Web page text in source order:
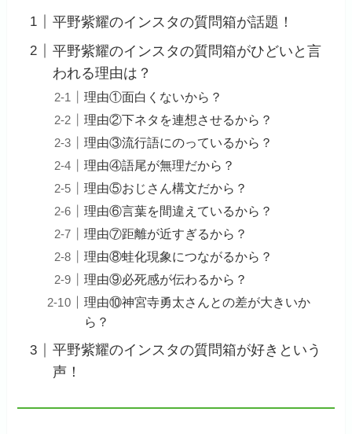
平野紫耀のインスタの質問箱が話題！
平野紫耀のインスタの質問箱がひどいと言
われる理由は？
理由①面白くないから？
理由②下ネタを連想させるから？
理由③流行語にのっているから？
理由④語尾が無理だから？
理由⑤おじさん構文だから？
理由⑥言葉を間違えているから？
理由⑦距離が近すぎるから？
理由⑧蛙化現象につながるから？
理由⑨必死感が伝わるから？
理由⑩神宮寺勇太さんとの差が大きいか
ら？
平野紫耀のインスタの質問箱が好きという
声！